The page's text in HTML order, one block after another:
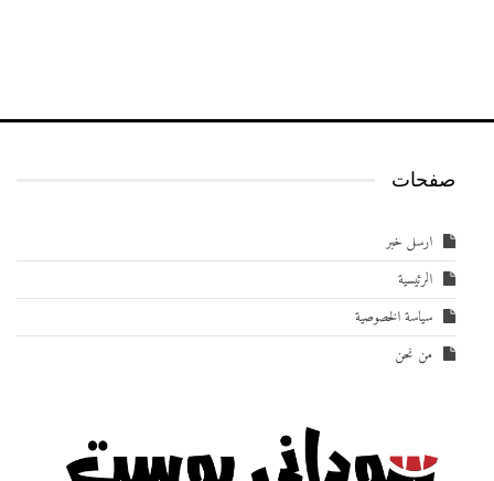
صفحات
ارسل خبر
الرئيسية
سياسة الخصوصية
من نحن